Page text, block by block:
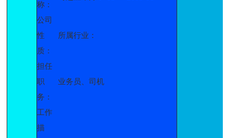
称：
公司
性
质：
所属行业：
担任
职
务：
业务员、司机
工作
描